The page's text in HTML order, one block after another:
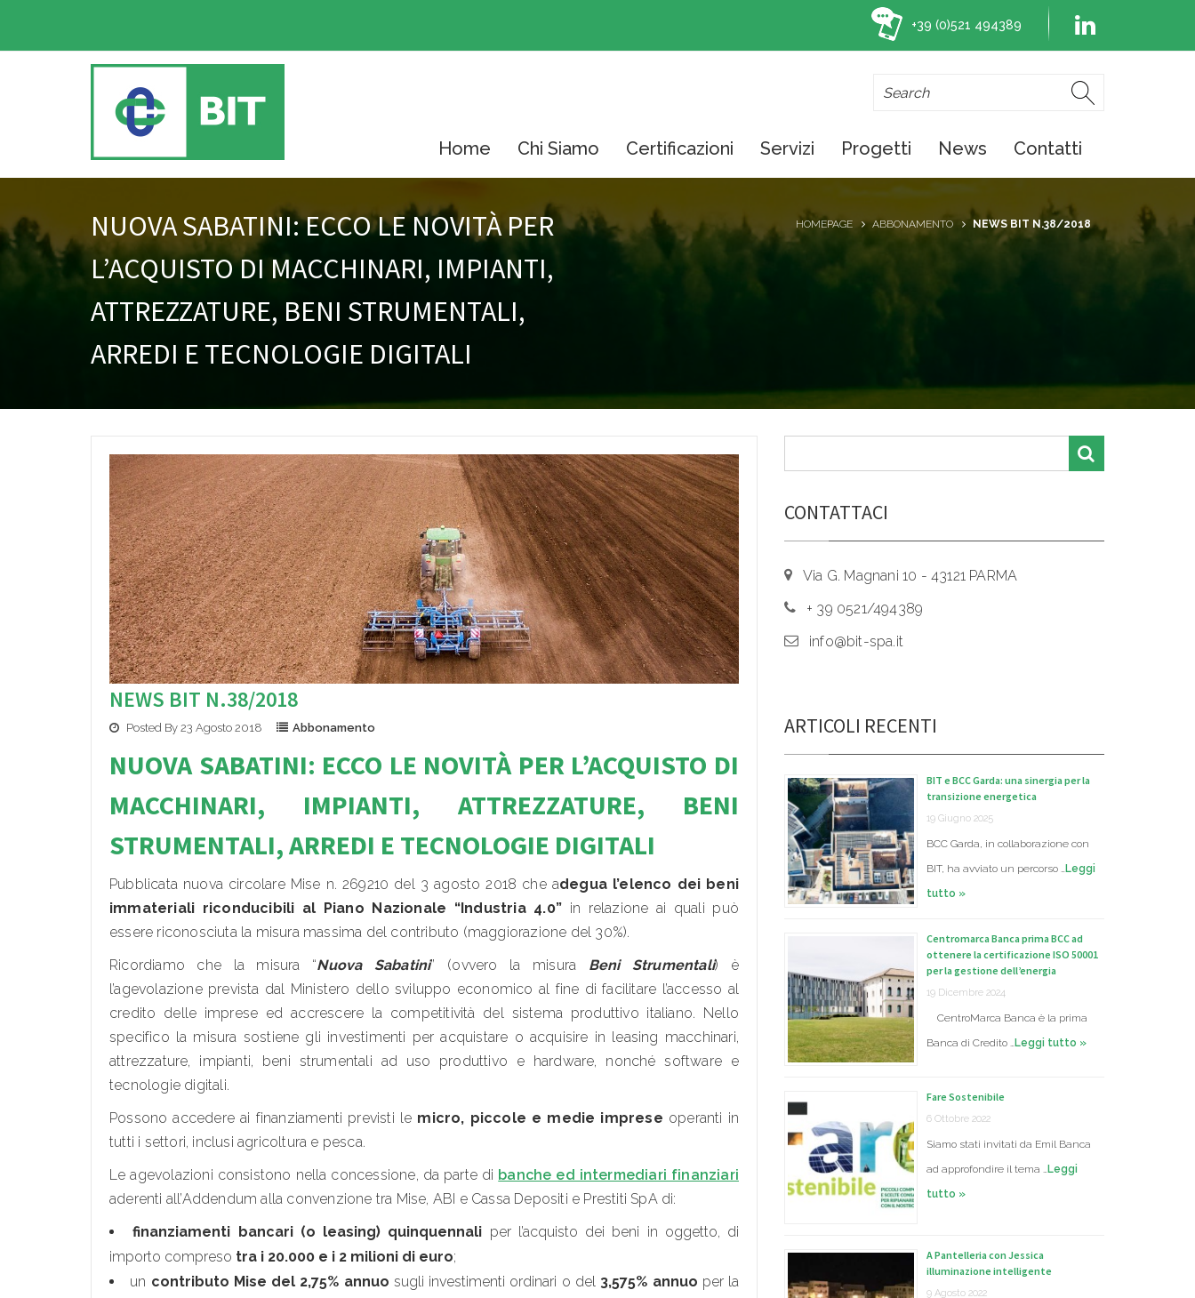
+39 (0)521 494389
Home Chi Siamo Certificazioni Servizi Progetti News Contatti
NUOVA SABATINI: ECCO LE NOVITÀ PER
L’ACQUISTO DI MACCHINARI, IMPIANTI,
ATTREZZATURE, BENI STRUMENTALI,
ARREDI E TECNOLOGIE DIGITALI
HOMEPAGE ABBONAMENTO NEWS BIT N.38/2018
NEWS BIT N.38/2018
Posted By 23 Agosto 2018 Abbonamento
NUOVA SABATINI: ECCO LE NOVITÀ PER L’ACQUISTO DI
MACCHINARI, IMPIANTI, ATTREZZATURE, BENI
STRUMENTALI, ARREDI E TECNOLOGIE DIGITALI
Pubblicata nuova circolare Mise n. 269210 del 3 agosto 2018 che adegua l’elenco dei beni
immateriali riconducibili al Piano Nazionale “Industria 4.0” in relazione ai quali può
essere riconosciuta la misura massima del contributo (maggiorazione del 30%).
Ricordiamo che la misura “Nuova Sabatini” (ovvero la misura Beni Strumentali) è
l’agevolazione prevista dal Ministero dello sviluppo economico al fine di facilitare l’accesso al
credito delle imprese ed accrescere la competitività del sistema produttivo italiano. Nello
specifico la misura sostiene gli investimenti per acquistare o acquisire in leasing macchinari,
attrezzature, impianti, beni strumentali ad uso produttivo e hardware, nonché software e
tecnologie digitali.
Possono accedere ai finanziamenti previsti le micro, piccole e medie imprese operanti in
tutti i settori, inclusi agricoltura e pesca.
Le agevolazioni consistono nella concessione, da parte di banche ed intermediari finanziari
aderenti all’Addendum alla convenzione tra Mise, ABI e Cassa Depositi e Prestiti SpA di:
finanziamenti bancari (o leasing) quinquennali per l’acquisto dei beni in oggetto, di
importo compreso tra i 20.000 e i 2 milioni di euro;
un contributo Mise del 2,75% annuo sugli investimenti ordinari o del 3,575% annuo per la
CONTATTACI
Via G. Magnani 10 - 43121 PARMA
+ 39 0521/494389
info@bit-spa.it
ARTICOLI RECENTI
BIT e BCC Garda: una sinergia per la
transizione energetica
19 Giugno 2025
BCC Garda, in collaborazione con
BIT, ha avviato un percorso …Leggi
tutto »
Centromarca Banca prima BCC ad
ottenere la certificazione ISO 50001
per la gestione dell’energia
19 Dicembre 2024
CentroMarca Banca è la prima
Banca di Credito …Leggi tutto »
Fare Sostenibile
6 Ottobre 2022
Siamo stati invitati da Emil Banca
ad approfondire il tema …Leggi
tutto »
A Pantelleria con Jessica
illuminazione intelligente
9 Agosto 2022